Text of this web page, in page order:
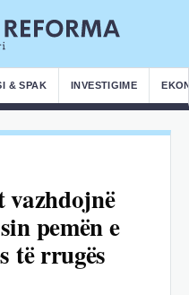
& SPAK INVESTIGIME
pemën e
të rrugës